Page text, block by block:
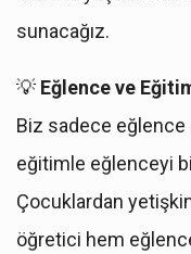
sunacağız.
💡 Eğlence ve
Biz sadece eğlence
eğitimle eğlenceyi
Çocuklardan
öğretici hem